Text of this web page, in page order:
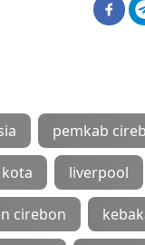
pemkab
liverpool
cirebon